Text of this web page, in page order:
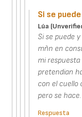
Si se
Lúa
Si se puede
mñn en
mi
pretendian
con el cuello
pero se hace.
Respuesta